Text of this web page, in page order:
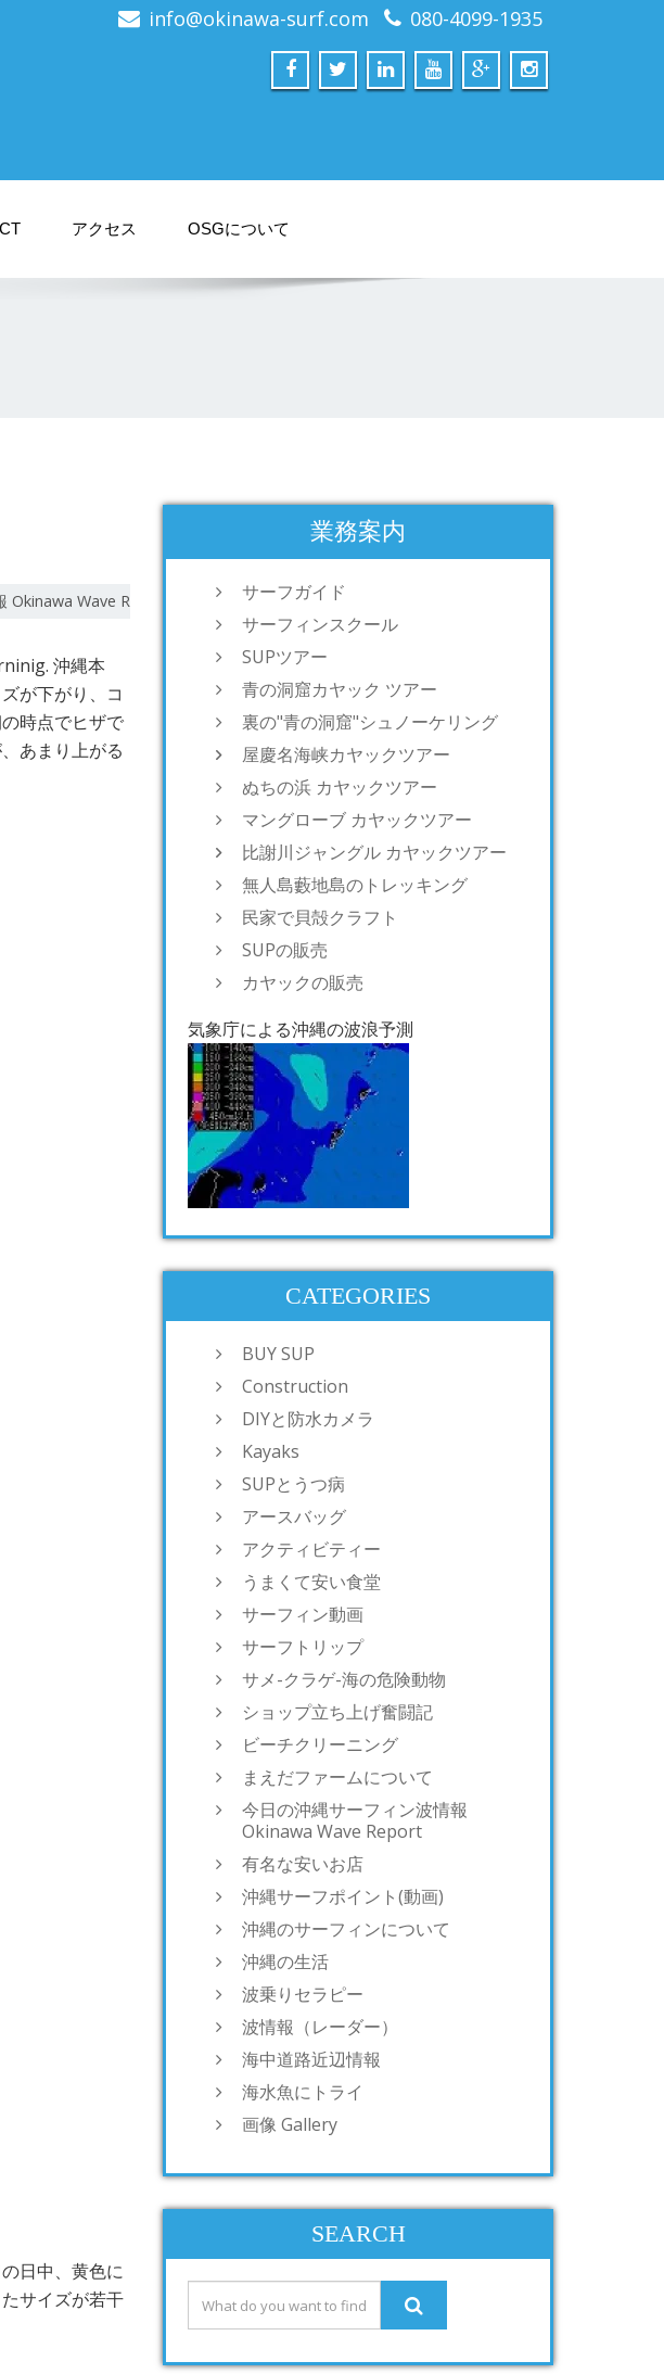
info@okinawa-surf.com 080-4099-1935
アクセス OSGについて
Okinawa Wave Report
沖縄本
が下がり、コ
時点でヒザで
あまり上がる
日中、黄色に
サイズが若干
業務案内
サーフガイド
サーフィンスクール
SUPツアー
青の洞窟カヤック ツアー
裏の"青の洞窟"シュノーケリング
屋慶名海峡カヤックツアー
ぬちの浜 カヤックツアー
マングローブ カヤックツアー
比謝川ジャングル カヤックツアー
無人島藪地島のトレッキング
民家で貝殻クラフト
SUPの販売
カヤックの販売
気象庁による沖縄の波浪予測
CATEGORIES
BUY SUP
Construction
DIYと防水カメラ
Kayaks
SUPとうつ病
アースバッグ
アクティビティー
うまくて安い食堂
サーフィン動画
サーフトリップ
サメ-クラゲ-海の危険動物
ショップ立ち上げ奮闘記
ビーチクリーニング
まえだファームについて
今日の沖縄サーフィン波情報
Okinawa Wave Report
有名な安いお店
沖縄サーフポイント(動画)
沖縄のサーフィンについて
沖縄の生活
波乗りセラピー
波情報（レーダー）
海中道路近辺情報
海水魚にトライ
画像 Gallery
SEARCH